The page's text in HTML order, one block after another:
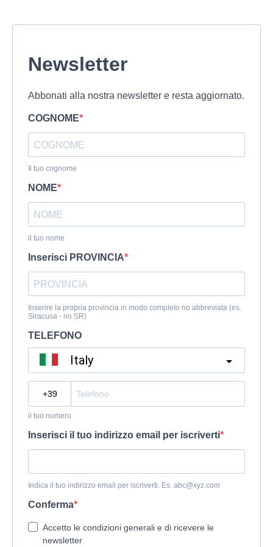
Newsletter
Abbonati alla nostra newsletter e resta aggiornato.
COGNOME
Il tuo cognome
NOME
il tuo nome
Inserisci PROVINCIA
Inserire la propria provincia in modo completo no abbreviata (es.
Siracusa - no SR)
TELEFONO
Italy
il tuo numero
Inserisci il tuo indirizzo email per iscriverti
Indica il tuo indirizzo email per iscriverti. Es. abc@xyz.com
Conferma
Accetto le condizioni generali e di ricevere le
newsletter